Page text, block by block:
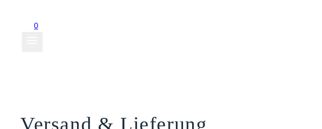
0
Versand & Lieferung